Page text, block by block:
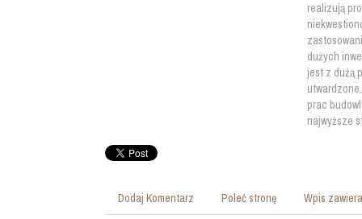
realizują
dużych
jest z dużą
prac
najwyższe
Dodaj Komentarz Poleć stronę Wpis